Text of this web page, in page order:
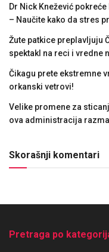
Dr Nick Knežević
– Naučite kako da stres
Žute patkice preplavljuju
spektakl na reci i vredne
Čikagu prete ekstremne
orkanski vetrovi!
Velike promene za
ova administracija
Skorašnji komentari
Pretraga po